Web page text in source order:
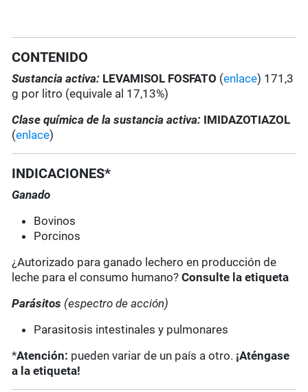
CONTENIDO
Sustancia activa: LEVAMISOL FOSFATO (enlace) 171,3
g por litro (equivale al 17,13%)
Clase química de la sustancia activa: IMIDAZOTIAZOL
(enlace)
INDICACIONES*
Ganado
Bovinos
Porcinos
¿Autorizado para ganado lechero en producción de
leche para el consumo humano?Consulte la etiqueta
Parásitos (espectro de acción)
Parasitosis intestinales y pulmonares
*Atención: pueden variar de un país a otro. ¡Aténgase
a la etiqueta!